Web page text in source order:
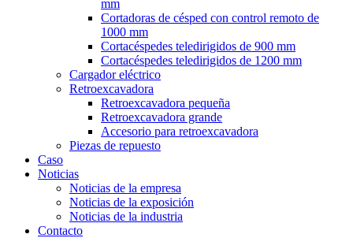
mm
Cortadoras de césped con control remoto de
1000 mm
Cortacéspedes teledirigidos de 900 mm
Cortacéspedes teledirigidos de 1200 mm
Cargador eléctrico
Retroexcavadora
Retroexcavadora pequeña
Retroexcavadora grande
Accesorio para retroexcavadora
Piezas de repuesto
Caso
Noticias
Noticias de la empresa
Noticias de la exposición
Noticias de la industria
Contacto